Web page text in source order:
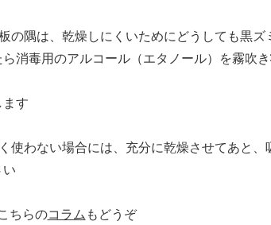
の隅は、乾燥しにくいためにどうしても黒
消毒用のアルコール（エタノール）を霧吹
す
使わない場合には、充分に乾燥させてあと
い
ちらのコラム もどうぞ